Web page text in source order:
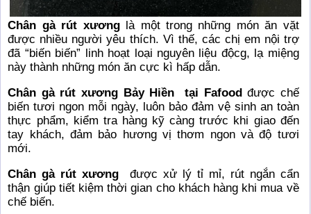
Chân gà rút xươnglà một trong những món ăn vặt
được nhiều người yêu thích. Vì thế, các chị em nội trợ
đã “biến biến” linh hoạt loại nguyên liệu độcg, lạ miệng
này thành những món ăn cực kì hấp dẫn.
Chân gà rút xương Bảy Hiền
tại Fafoodđược chế
biến tươi ngon mỗi ngày, luôn bảo đảm vệ sinh an toàn
thực phẩm, kiểm tra hàng kỹ càng trước khi giao đến
tay khách, đảm bảo hương vị thơm ngon và độ tươi
mới.
Chân gà rút xương được xử lý tỉ mỉ, rút ​​ngắn cẩn
thận giúp tiết kiệm thời gian cho khách hàng khi mua về
chế biến.